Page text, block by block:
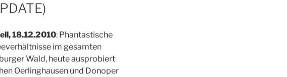
18.12.2010: Phantastische
im gesamten
Wald, heute ausprobiert
Oerlinghausen und Donoper